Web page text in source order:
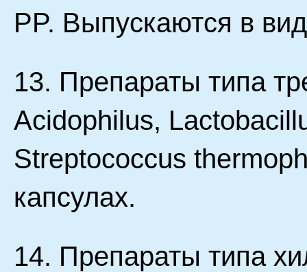
PP. Выпускаются в
13. Препараты типа
Acidophilus,
Streptococcus
капсулах.
14. Препараты типа